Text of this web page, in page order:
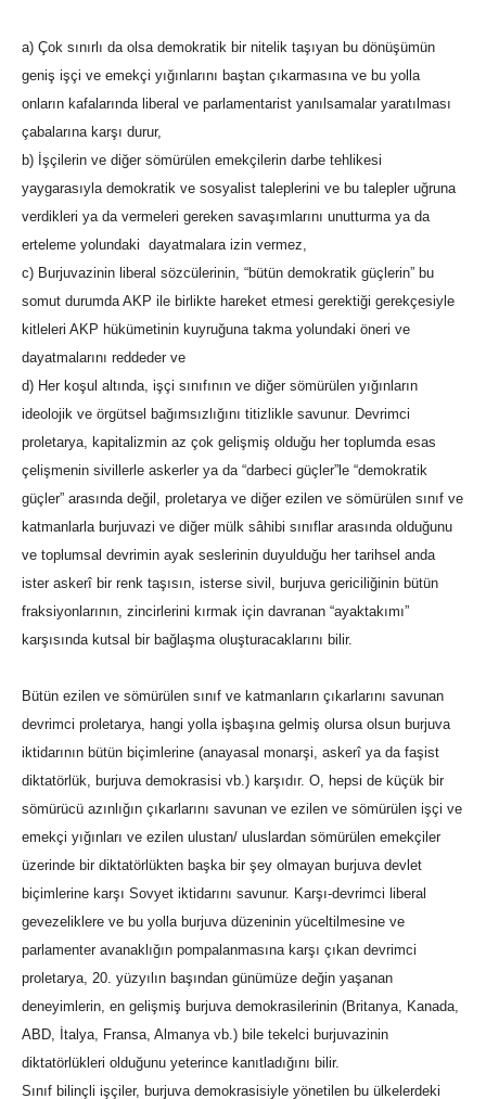
a) Çok sınırlı da olsa demokratik bir nitelik taşıyan bu dönüşümün
geniş işçi ve emekçi yığınlarını baştan çıkarmasına ve bu yolla
onların kafalarında liberal ve parlamentarist yanılsamalar yaratılması
çabalarına karşı durur,
b) İşçilerin ve diğer sömürülen emekçilerin darbe tehlikesi
yaygarasıyla demokratik ve sosyalist taleplerini ve bu talepler uğruna
verdikleri ya da vermeleri gereken savaşımlarını unutturma ya da
erteleme yolundaki dayatmalara izin vermez,
c) Burjuvazinin liberal sözcülerinin, “bütün demokratik güçlerin” bu
somut durumda AKP ile birlikte hareket etmesi gerektiği gerekçesiyle
kitleleri AKP hükümetinin kuyruğuna takma yolundaki öneri ve
dayatmalarını reddeder ve
d) Her koşul altında, işçi sınıfının ve diğer sömürülen yığınların
ideolojik ve örgütsel bağımsızlığını titizlikle savunur. Devrimci
proletarya, kapitalizmin az çok gelişmiş olduğu her toplumda esas
çelişmenin sivillerle askerler ya da “darbeci güçler”le “demokratik
güçler” arasında değil, proletarya ve diğer ezilen ve sömürülen sınıf ve
katmanlarla burjuvazi ve diğer mülk sâhibi sınıflar arasında olduğunu
ve toplumsal devrimin ayak seslerinin duyulduğu her tarihsel anda
ister askerî bir renk taşısın, isterse sivil, burjuva gericiliğinin bütün
fraksiyonlarının, zincirlerini kırmak için davranan “ayaktakımı”
karşısında kutsal bir bağlaşma oluşturacaklarını bilir.
Bütün ezilen ve sömürülen sınıf ve katmanların çıkarlarını savunan
devrimci proletarya, hangi yolla işbaşına gelmiş olursa olsun burjuva
iktidarının bütün biçimlerine (anayasal monarşi, askerî ya da faşist
diktatörlük, burjuva demokrasisi vb.) karşıdır. O, hepsi de küçük bir
sömürücü azınlığın çıkarlarını savunan ve ezilen ve sömürülen işçi ve
emekçi yığınları ve ezilen ulustan/ uluslardan sömürülen emekçiler
üzerinde bir diktatörlükten başka bir şey olmayan burjuva devlet
biçimlerine karşı Sovyet iktidarını savunur. Karşı-devrimci liberal
gevezeliklere ve bu yolla burjuva düzeninin yüceltilmesine ve
parlamenter avanaklığın pompalanmasına karşı çıkan devrimci
proletarya, 20. yüzyılın başından günümüze değin yaşanan
deneyimlerin, en gelişmiş burjuva demokrasilerinin (Britanya, Kanada,
ABD, İtalya, Fransa, Almanya vb.) bile tekelci burjuvazinin
diktatörlükleri olduğunu yeterince kanıtladığını bilir.
Sınıf bilinçli işçiler, burjuva demokrasisiyle yönetilen bu ülkelerdeki